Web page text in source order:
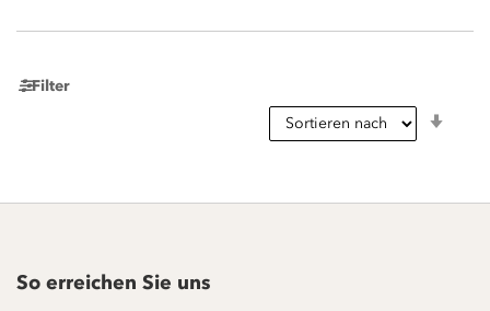
Filter
So erreichen Sie uns